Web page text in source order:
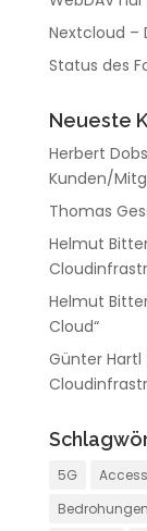
Nextcloud –
Status des
Neueste
Herbert
Kunden/
Thomas
Helmut
Helmut
Cloud“
Günter Hartl
5G